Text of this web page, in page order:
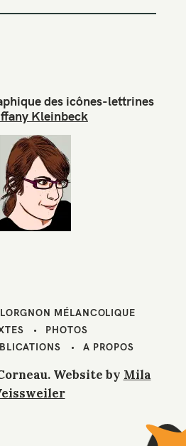
des icônes-lettrines
Kleinbeck
MÉLANCOLIQUE
PHOTOS
A PROPOS
Website by Mila